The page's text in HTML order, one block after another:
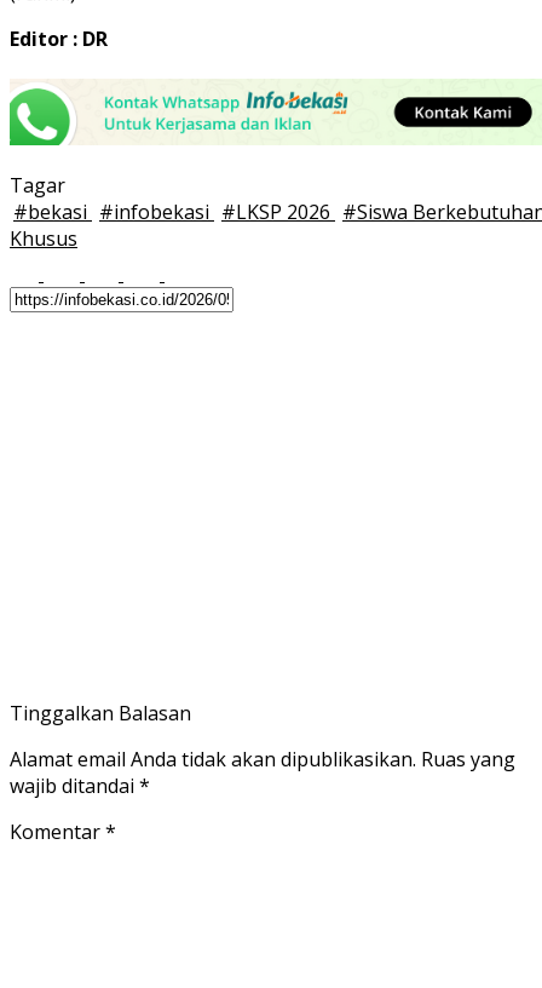
Editor : DR
Tagar
#bekasi #infobekasi #LKSP 2026 #Siswa
Khusus
Tinggalkan Balasan
Alamat email Anda tidak akan dipublikasikan. Ruas yang
wajib ditandai *
Komentar*